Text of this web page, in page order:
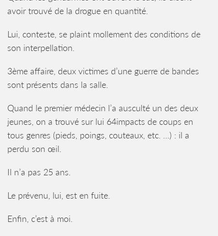
avoir trouvé de la drogue en quantité.
Lui, conteste, se plaint mollement des conditions de
son interpellation.
3ème affaire, deux victimes d’une guerre de bandes
sont présents dans la salle.
Quand le premier médecin l’a ausculté un des deux
jeunes, on a trouvé sur lui 64impacts de coups en
tous genres (pieds, poings, couteaux, etc. …) : il a
perdu son œil.
Il n’a pas 25 ans.
Le prévenu, lui, est en fuite.
Enfin, c’est à moi.